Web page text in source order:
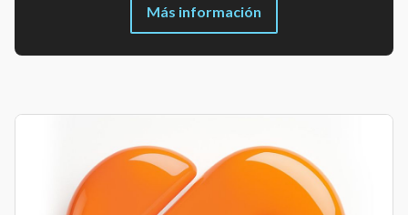
Más información